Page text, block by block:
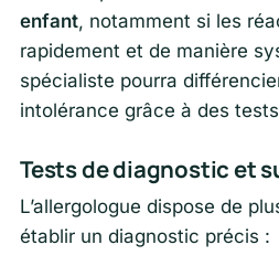
enfant, notamment si les
rapidement et de manière
spécialiste pourra
intolérance grâce à des
Tests de diagnostic et
L’allergologue dispose de
établir un diagnostic précis :